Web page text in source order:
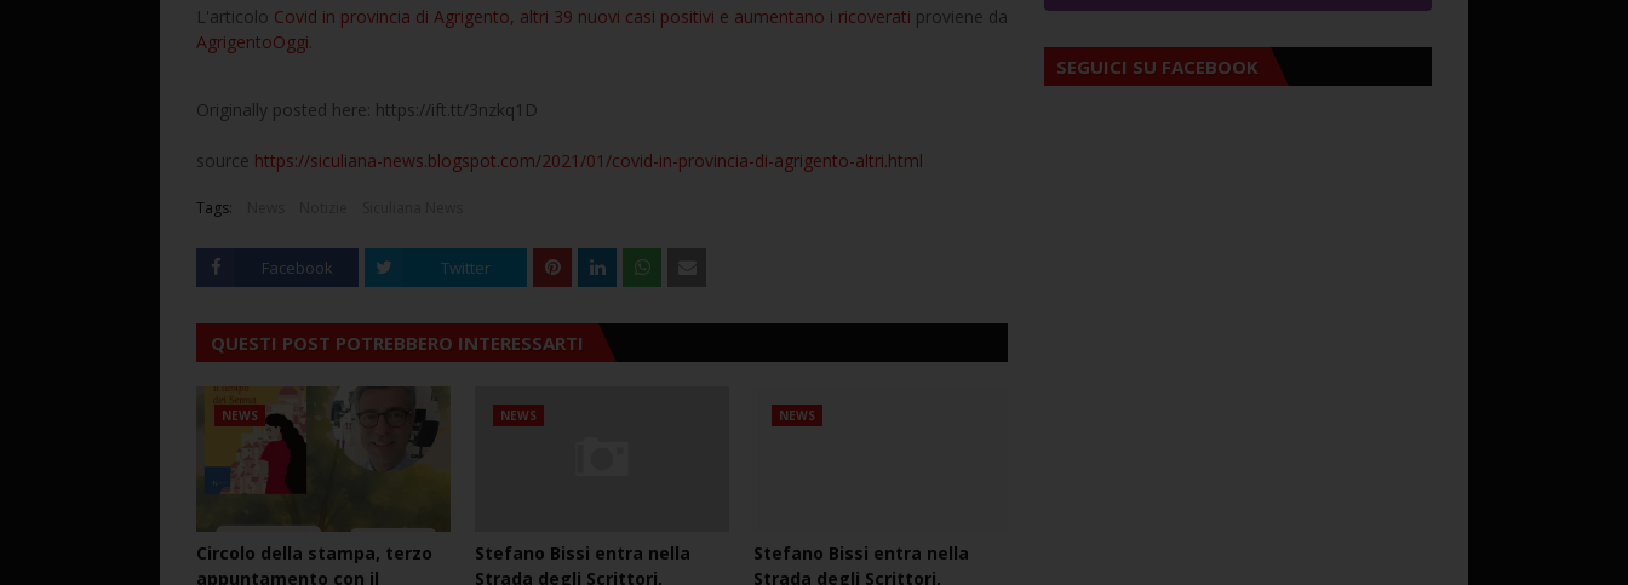
L'articolo Covid in provincia di Agrigento, altri 39 nuovi casi positivi e aumentano i ricoverati proviene da
AgrigentoOggi.
Originally posted here: https://ift.tt/3nzkq1D
source https://siculiana-news.blogspot.com/2021/01/covid-in-provincia-di-agrigento-altri.html
Tags:
Facebook Twitter
QUESTI POST POTREBBERO INTERESSARTI
NEWS
Circolo della stampa, terzo
appuntamento con il
NEWS
Stefano Bissi entra nella
Strada degli Scrittori,
NEWS
Stefano Bissi entra nella
Strada degli Scrittori,
SEGUICI SU FACEBOOK